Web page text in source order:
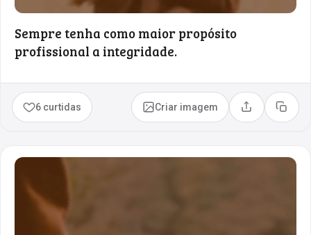
Sempre tenha como maior propósito
profissional a integridade.
6 curtidas Criar imagem Compartilhar
Copiar